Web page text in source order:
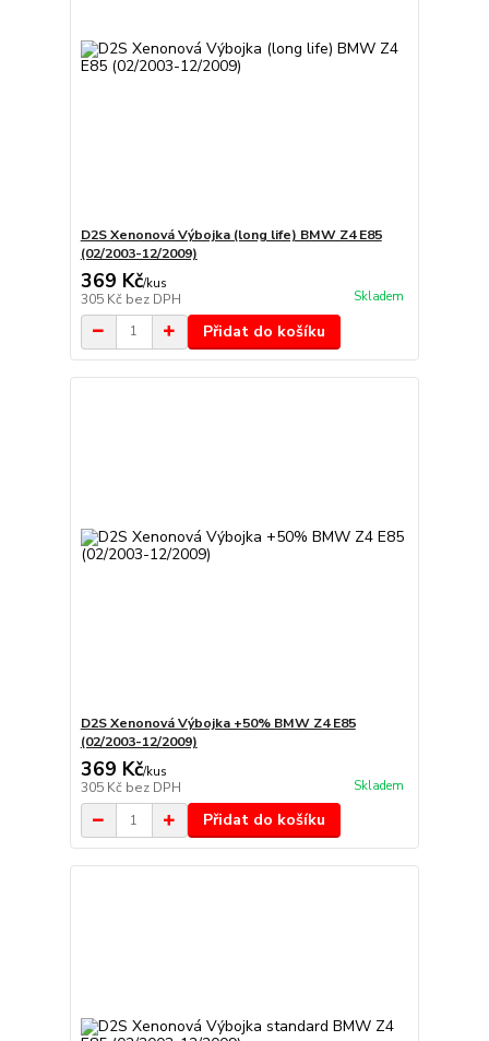
D2S Xenonová Výbojka (long life) BMW Z4 E85
(02/2003-12/2009)
369 Kč/kus
305 Kč bez DPH Skladem
Přidat do košíku
D2S Xenonová Výbojka +50% BMW Z4 E85
(02/2003-12/2009)
369 Kč/kus
305 Kč bez DPH Skladem
Přidat do košíku